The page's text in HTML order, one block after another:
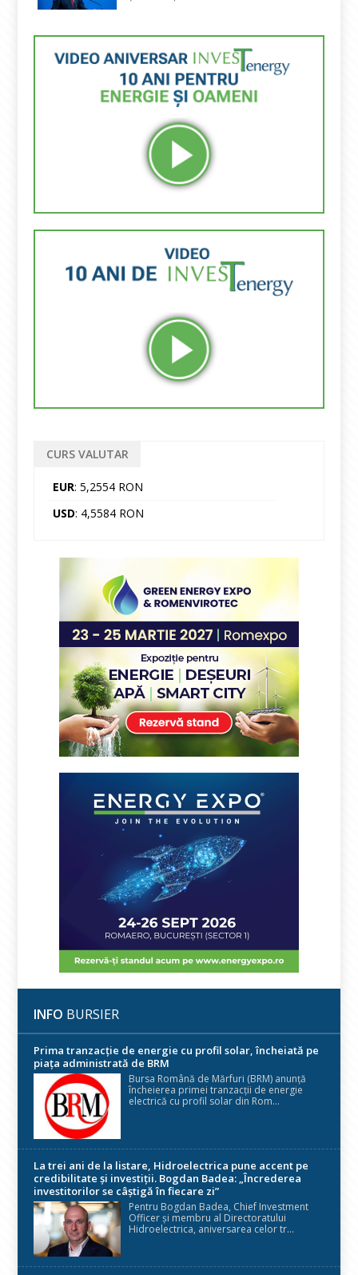
CURS VALUTAR
EUR: 5,2554 RON
USD: 4,5584 RON
INFO BURSIER
Prima tranzacție de energie cu profil solar, încheiată pe
piața administrată de BRM
Bursa Română de Mărfuri (BRM) anunță
încheierea primei tranzacții de energie
electrică cu profil solar din Rom...
La trei ani de la listare, Hidroelectrica pune accent pe
credibilitate și investiții. Bogdan Badea: „Încrederea
investitorilor se câștigă în fiecare zi”
Pentru Bogdan Badea, Chief Investment
Officer și membru al Directoratului
Hidroelectrica, aniversarea celor tr...